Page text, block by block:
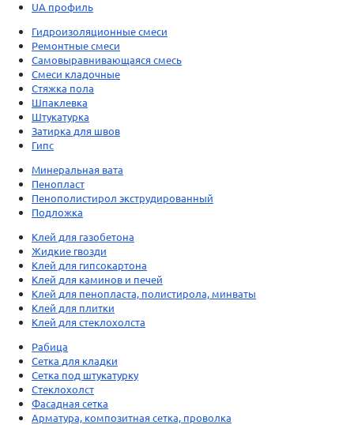
UA профиль
Гидроизоляционные смеси
Ремонтные смеси
Самовыравнивающаяся смесь
Смеси кладочные
Стяжка пола
Шпаклевка
Штукатурка
Затирка для швов
Гипс
Минеральная вата
Пенопласт
Пенополистирол экструдированный
Подложка
Клей для газобетона
Жидкие гвозди
Клей для гипсокартона
Клей для каминов и печей
Клей для пенопласта, полистирола, минваты
Клей для плитки
Клей для стеклохолста
Рабица
Сетка для кладки
Сетка под штукатурку
Стеклохолст
Фасадная сетка
Арматура, композитная сетка, проволка